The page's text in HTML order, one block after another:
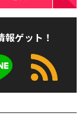
ゲット！